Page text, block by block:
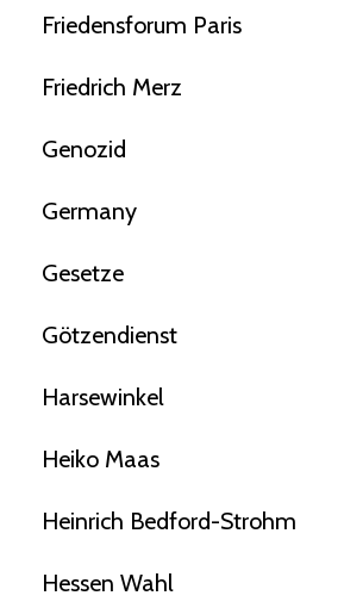
Friedensforum Paris
Friedrich Merz
Genozid
Germany
Gesetze
Götzendienst
Harsewinkel
Heiko Maas
Heinrich Bedford-Strohm
Hessen Wahl